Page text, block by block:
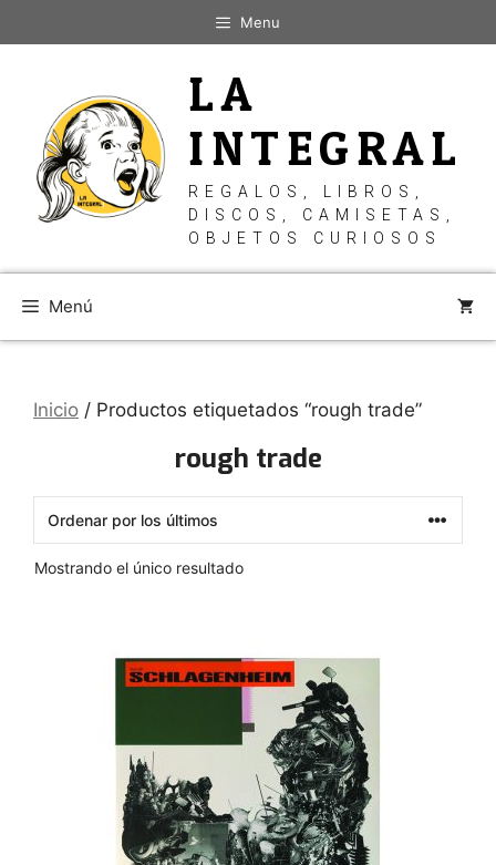
al
Menu
LA
INTEGRAL
REGALOS, LIBROS,
DISCOS, CAMISETAS,
OBJETOS CURIOSOS
Menú
Inicio / Productos etiquetados “rough trade”
rough trade
Mostrando el único resultado